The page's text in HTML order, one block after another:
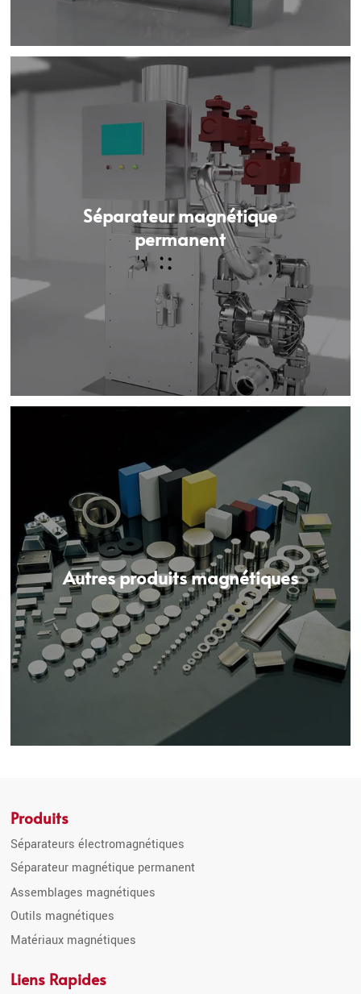
Séparateur magnétique
permanent
Autres produits magnétiques
Produits
Séparateurs électromagnétiques
Séparateur magnétique permanent
Assemblages magnétiques
Outils magnétiques
Matériaux magnétiques
Liens Rapides